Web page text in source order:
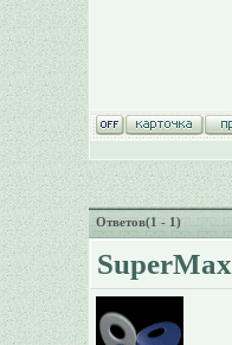
Ответов(1 - 1)
SuperMax